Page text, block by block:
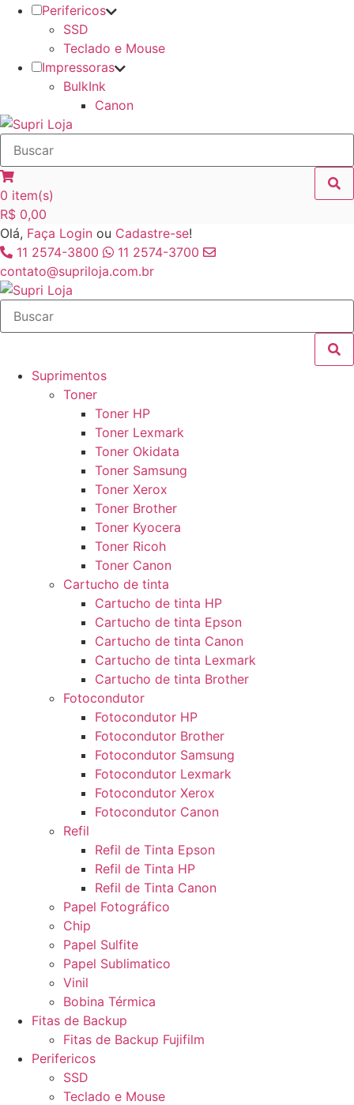
Perifericos
SSD
Teclado e Mouse
Impressoras
BulkInk
Canon
0 item(s)
R$ 0,00
Olá, Faça Login ou Cadastre-se!
11 2574-3800
11 2574-3700
contato@supriloja.com.br
Suprimentos
Toner
Toner HP
Toner Lexmark
Toner Okidata
Toner Samsung
Toner Xerox
Toner Brother
Toner Kyocera
Toner Ricoh
Toner Canon
Cartucho de tinta
Cartucho de tinta HP
Cartucho de tinta Epson
Cartucho de tinta Canon
Cartucho de tinta Lexmark
Cartucho de tinta Brother
Fotocondutor
Fotocondutor HP
Fotocondutor Brother
Fotocondutor Samsung
Fotocondutor Lexmark
Fotocondutor Xerox
Fotocondutor Canon
Refil
Refil de Tinta Epson
Refil de Tinta HP
Refil de Tinta Canon
Papel Fotográfico
Chip
Papel Sulfite
Papel Sublimatico
Vinil
Bobina Térmica
Fitas de Backup
Fitas de Backup Fujifilm
Perifericos
SSD
Teclado e Mouse